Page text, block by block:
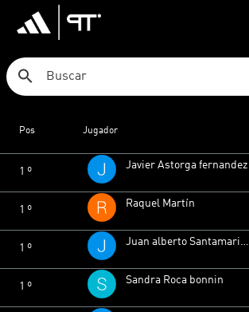
Ranking 4ª MIXTA
Pos Jugador
1 º
Javier Astorga fernandez
1 º
Raquel Martín
1 º
Juan alberto Santamaria Baena
1 º
Sandra Roca bonnin